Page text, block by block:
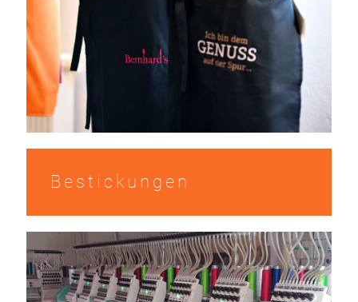
Bestickungen